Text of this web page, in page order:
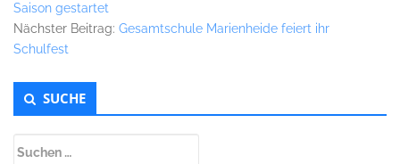
Saison gestartet
Nächster Beitrag: Gesamtschule Marienheide feiert ihr
Schulfest
Untergeordnet
Seitenleiste
SUCHE